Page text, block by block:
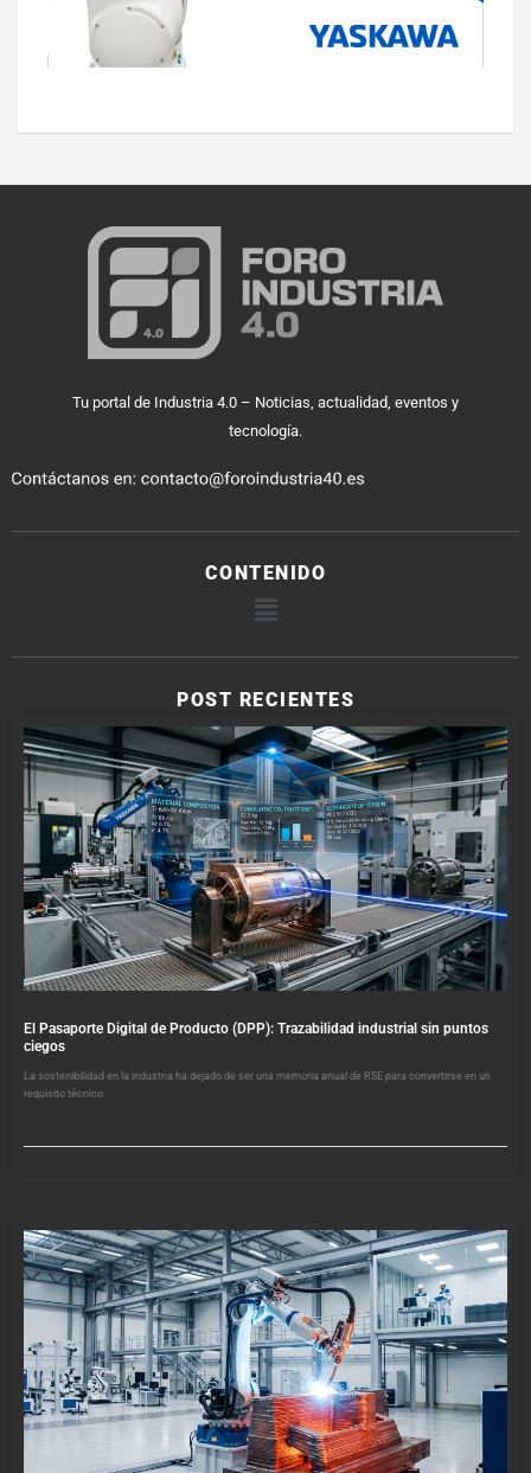
Tu portal de Industria 4.0 – Noticias, actualidad, eventos y
tecnología.
CONTENIDO
POST RECIENTES
El Pasaporte Digital de Producto (DPP): Trazabilidad industrial sin puntos
ciegos
La sostenibilidad en la industria ha dejado de ser una memoria anual de RSE para convertirse en un
requisito técnico